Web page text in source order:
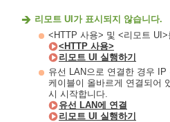
리모트 UI가 표시되지 않습니다.
<HTTP 사용> 및 <리모트
<HTTP 사용>
리모트 UI 실행하기
유선 LAN으로 연결한 경우
케이블이 올바르게 연결되어
시 시작합니다.
유선 LAN에 연결
리모트 UI 실행하기